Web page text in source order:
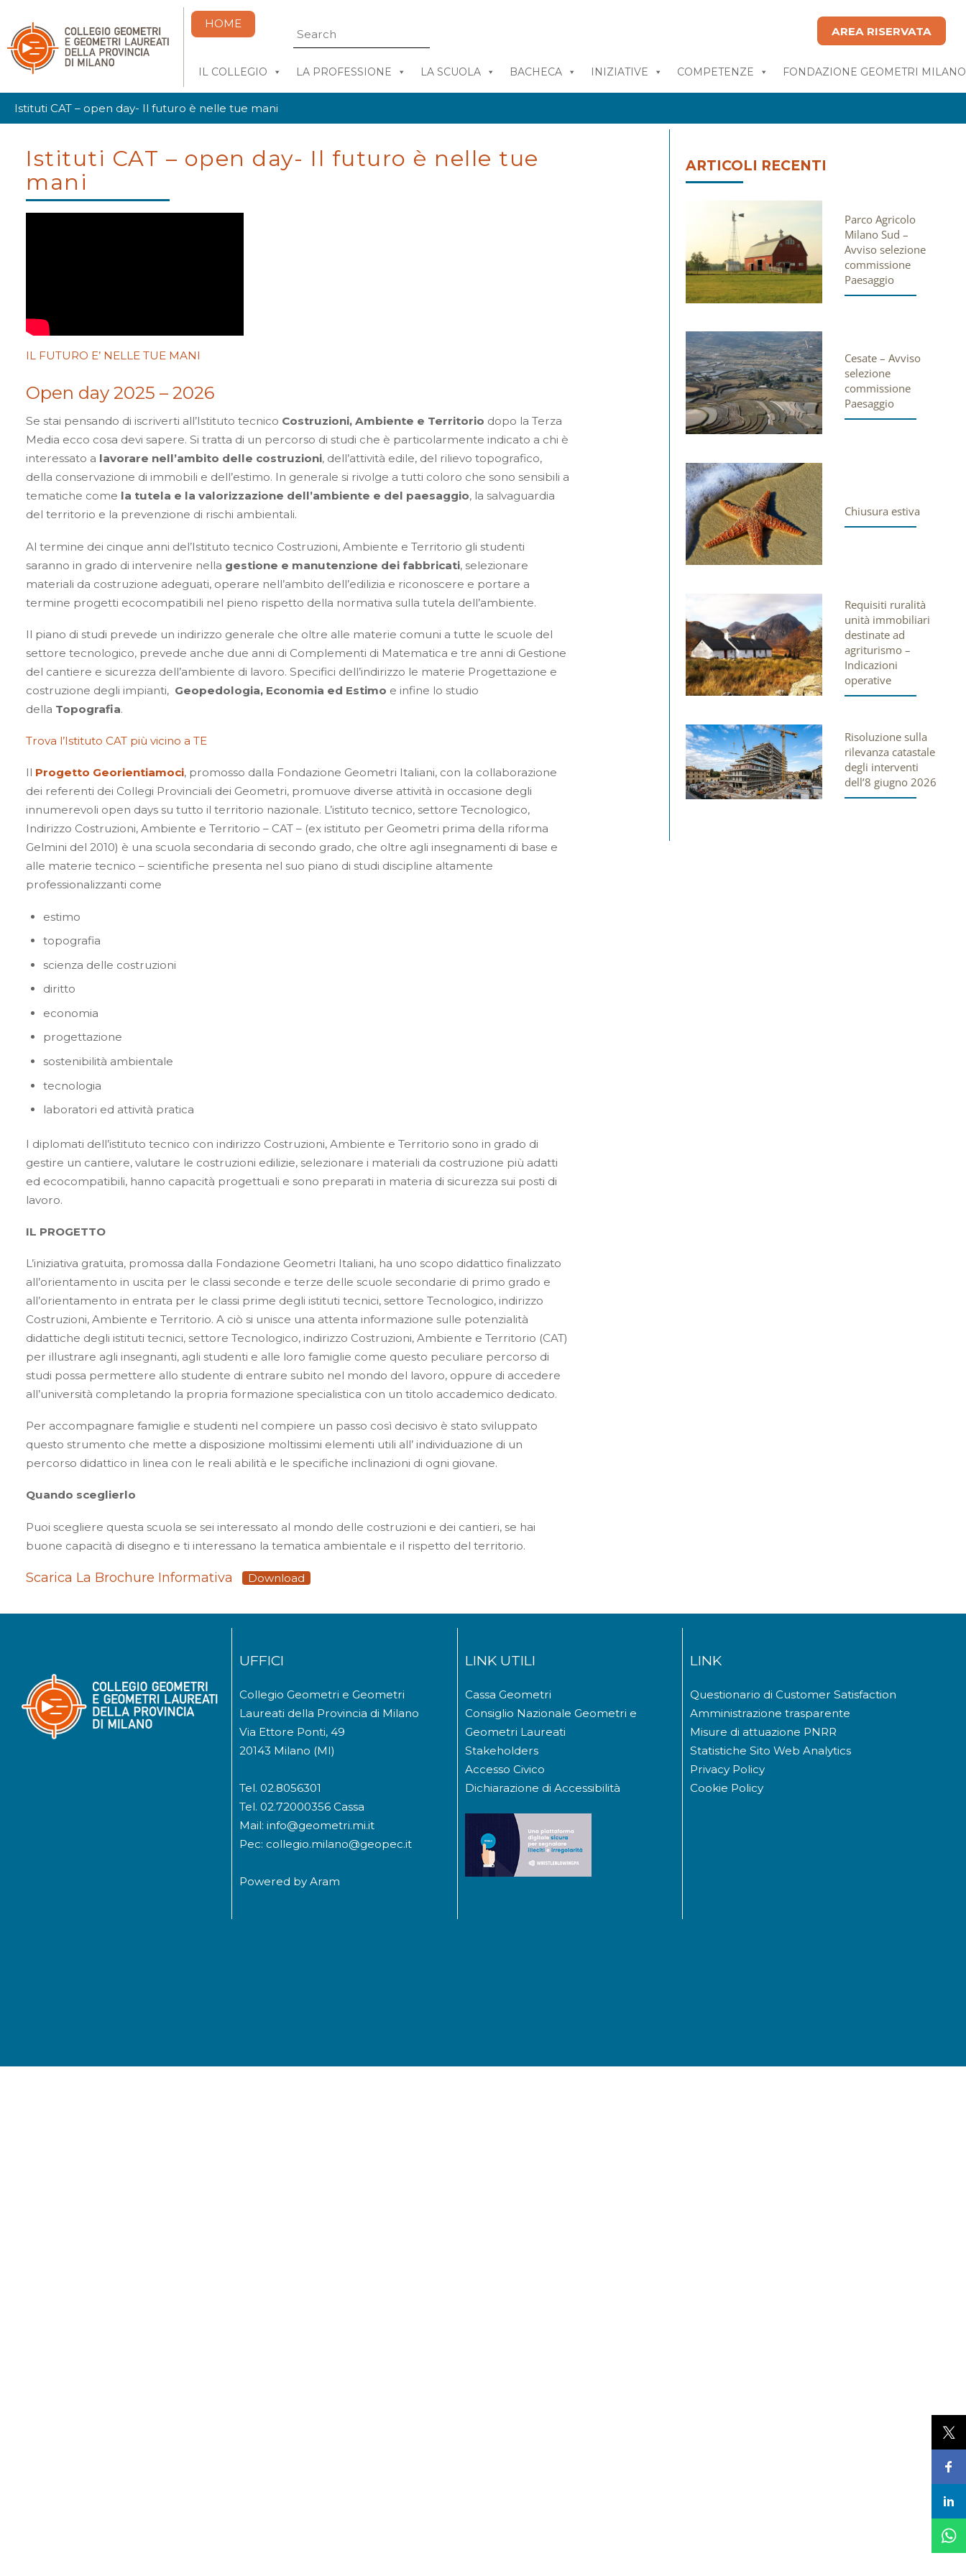
HOME
AREA RISERVATA
IL COLLEGIO LA PROFESSIONE LA SCUOLA BACHECA INIZIATIVE COMPETENZE FONDAZIONE GEOMETRI MILANO
Istituti CAT – open day- Il futuro è nelle tue mani
Istituti CAT – open day- Il futuro è nelle tue
mani
IL FUTURO E’ NELLE TUE MANI
Open day 2025 – 2026
Se stai pensando di iscriverti all’Istituto tecnico Costruzioni, Ambiente e Territorio dopo la Terza
Media ecco cosa devi sapere. Si tratta di un percorso di studi che è particolarmente indicato a chi è
interessato a lavorare nell’ambito delle costruzioni, dell’attività edile, del rilievo topografico,
della conservazione di immobili e dell’estimo. In generale si rivolge a tutti coloro che sono sensibili a
tematiche come la tutela e la valorizzazione dell’ambiente e del paesaggio, la salvaguardia
del territorio e la prevenzione di rischi ambientali.
Al termine dei cinque anni del’Istituto tecnico Costruzioni, Ambiente e Territorio gli studenti
saranno in grado di intervenire nella gestione e manutenzione dei fabbricati, selezionare
materiali da costruzione adeguati, operare nell’ambito dell’edilizia e riconoscere e portare a
termine progetti ecocompatibili nel pieno rispetto della normativa sulla tutela dell’ambiente.
Il piano di studi prevede un indirizzo generale che oltre alle materie comuni a tutte le scuole del
settore tecnologico, prevede anche due anni di Complementi di Matematica e tre anni di Gestione
del cantiere e sicurezza dell’ambiente di lavoro. Specifici dell’indirizzo le materie Progettazione e
costruzione degli impianti, Geopedologia, Economia ed Estimo e infine lo studio
della Topografia.
Trova l’Istituto CAT più vicino a TE
Il Progetto Georientiamoci, promosso dalla Fondazione Geometri Italiani, con la collaborazione
dei referenti dei Collegi Provinciali dei Geometri, promuove diverse attività in occasione degli
innumerevoli open days su tutto il territorio nazionale. L’istituto tecnico, settore Tecnologico,
Indirizzo Costruzioni, Ambiente e Territorio – CAT – (ex istituto per Geometri prima della riforma
Gelmini del 2010) è una scuola secondaria di secondo grado, che oltre agli insegnamenti di base e
alle materie tecnico – scientifiche presenta nel suo piano di studi discipline altamente
professionalizzanti come
estimo
topografia
scienza delle costruzioni
diritto
economia
progettazione
sostenibilità ambientale
tecnologia
laboratori ed attività pratica
I diplomati dell’istituto tecnico con indirizzo Costruzioni, Ambiente e Territorio sono in grado di
gestire un cantiere, valutare le costruzioni edilizie, selezionare i materiali da costruzione più adatti
ed ecocompatibili, hanno capacità progettuali e sono preparati in materia di sicurezza sui posti di
lavoro.
IL PROGETTO
L’iniziativa gratuita, promossa dalla Fondazione Geometri Italiani, ha uno scopo didattico finalizzato
all’orientamento in uscita per le classi seconde e terze delle scuole secondarie di primo grado e
all’orientamento in entrata per le classi prime degli istituti tecnici, settore Tecnologico, indirizzo
Costruzioni, Ambiente e Territorio. A ciò si unisce una attenta informazione sulle potenzialità
didattiche degli istituti tecnici, settore Tecnologico, indirizzo Costruzioni, Ambiente e Territorio (CAT)
per illustrare agli insegnanti, agli studenti e alle loro famiglie come questo peculiare percorso di
studi possa permettere allo studente di entrare subito nel mondo del lavoro, oppure di accedere
all’università completando la propria formazione specialistica con un titolo accademico dedicato.
Per accompagnare famiglie e studenti nel compiere un passo così decisivo è stato sviluppato
questo strumento che mette a disposizione moltissimi elementi utili all’ individuazione di un
percorso didattico in linea con le reali abilità e le specifiche inclinazioni di ogni giovane.
Quando sceglierlo
Puoi scegliere questa scuola se sei interessato al mondo delle costruzioni e dei cantieri, se hai
buone capacità di disegno e ti interessano la tematica ambientale e il rispetto del territorio.
Scarica La Brochure Informativa Download
ARTICOLI RECENTI
Parco Agricolo
Milano Sud –
Avviso selezione
commissione
Paesaggio
Cesate – Avviso
selezione
commissione
Paesaggio
Chiusura estiva
Requisiti ruralità
unità immobiliari
destinate ad
agriturismo –
Indicazioni
operative
Risoluzione sulla
rilevanza catastale
degli interventi
dell’8 giugno 2026
UFFICI
Collegio Geometri e Geometri
Laureati della Provincia di Milano
Via Ettore Ponti, 49
20143 Milano (MI)
Tel. 02.8056301
Tel. 02.72000356 Cassa
Mail: info@geometri.mi.it
Pec: collegio.milano@geopec.it
Powered byAram
LINK UTILI
Cassa Geometri
Consiglio Nazionale Geometri e
Geometri Laureati
Stakeholders
Accesso Civico
Dichiarazione di Accessibilità
LINK
Questionario di Customer Satisfaction
Amministrazione trasparente
Misure di attuazione PNRR
Statistiche Sito Web Analytics
Privacy Policy
Cookie Policy